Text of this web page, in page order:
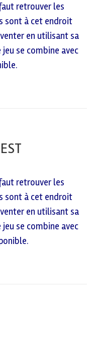
retrouver les
sont à cet endroit
en utilisant sa
se combine avec
retrouver les
sont à cet endroit
en utilisant sa
se combine avec